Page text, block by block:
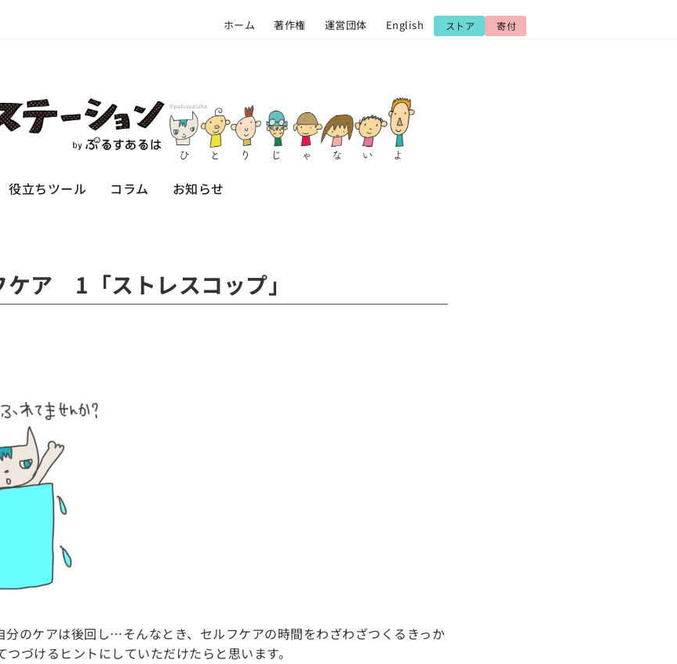
ホーム 著作権 運営団体 English ストア 寄付
役立ちツール コラム お知らせ
ケア 1「ストレスコップ」
分のケアは後回し…そんなとき、セルフケアの時間をわざわざつくるきっか
づけるヒントにしていただけたらと思います。